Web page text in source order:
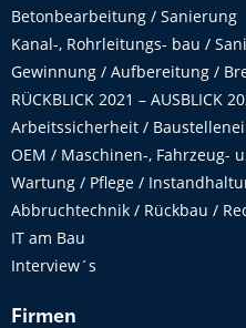
Betonbearbeitung / Sanierung
Kanal-, Rohrleitungs- bau /
Gewinnung / Aufbereitung /
RÜCKBLICK 2021 – AUSBLICK
Arbeitssicherheit /
OEM / Maschinen-, Fahrzeug-
Wartung / Pflege /
Abbruchtechnik / Rückbau /
IT am Bau
Interview´s
Firmen